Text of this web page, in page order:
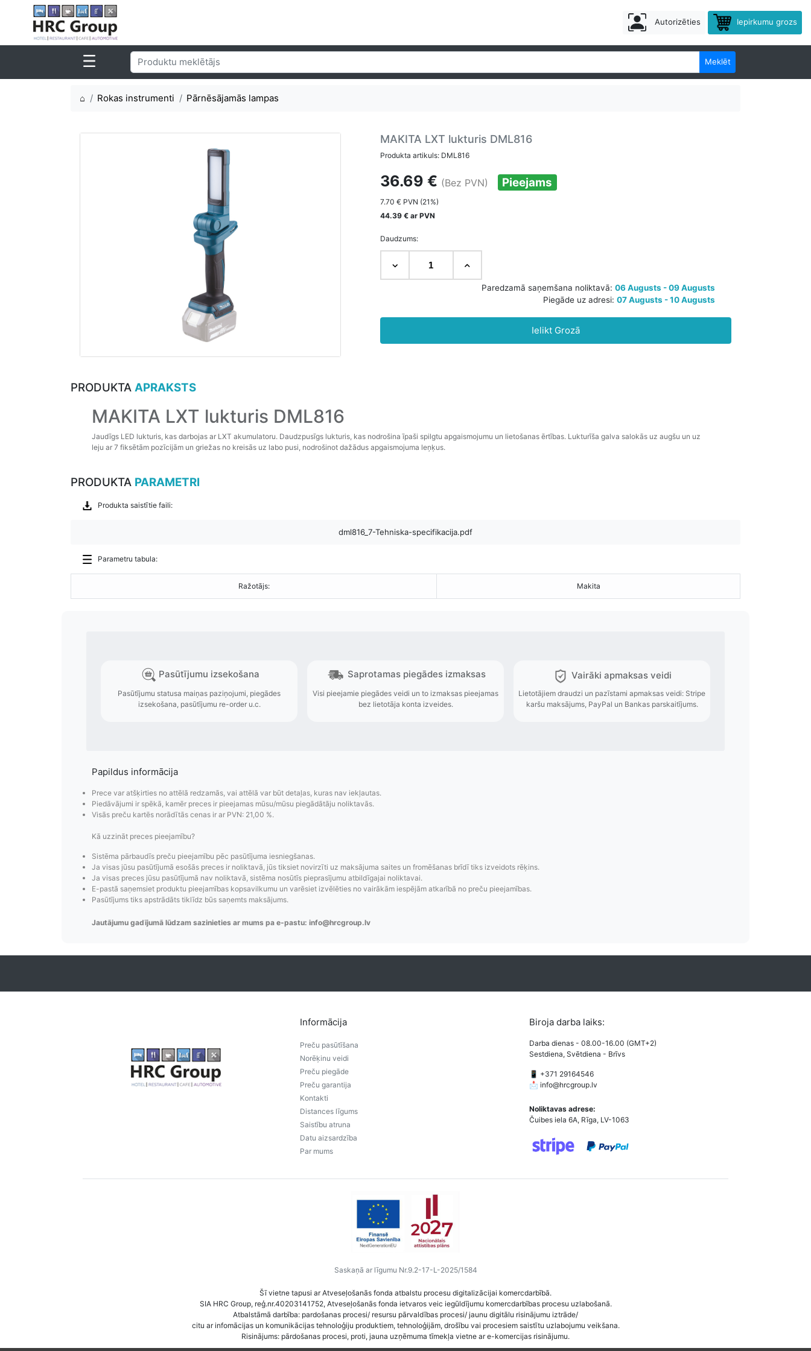
Autorizēties Iepirkumu grozs
Meklēt
⌂ Rokas instrumenti Pārnēsājamās lampas
MAKITA LXT lukturis DML816
Produkta artikuls: DML816
36.69 € (Bez PVN) Pieejams
7.70 € PVN (21%)
44.39 € ar PVN
Daudzums:
Paredzamā saņemšana noliktavā:06 Augusts - 09 Augusts
Ielikt Grozā
PRODUKTA APRAKSTS
MAKITA LXT lukturis DML816
Jaudīgs LED lukturis, kas darbojas ar LXT akumulatoru. Daudzpusīgs lukturis, kas nodrošina īpaši spilgtu apgaismojumu un lietošanas ērtības. Lukturīša galva salokās uz augšu un uz
leju ar 7 fiksētām pozīcijām un griežas no kreisās uz labo pusi, nodrošinot dažādus apgaismojuma leņķus.
PRODUKTA PARAMETRI
Produkta saistītie faili:
dml816_7-Tehniska-specifikacija.pdf
Parametru tabula:
Ražotājs: Makita
Pasūtījumu statusa maiņas paziņojumi, piegādes
izsekošana, pasūtījumu re-order u.c.
Visi pieejamie piegādes veidi un to izmaksas pieejamas
Papildus informācija
Prece var atšķirties no attēlā redzamās, vai attēlā var būt detaļas, kuras nav iekļautas.
Piedāvājumi ir spēkā, kamēr preces ir pieejamas mūsu/mūsu piegādātāju noliktavās.
Visās preču kartēs norādītās cenas ir ar PVN: 21,00 %.
Kā uzzināt preces pieejamību?
Sistēma pārbaudīs preču pieejamību pēc pasūtījuma iesniegšanas.
Ja visas jūsu pasūtījumā esošās preces ir noliktavā, jūs tiksiet novirzīti uz maksājuma saites un fromēšanas brīdī tiks izveidots rēķins.
Ja visas preces jūsu pasūtījumā nav noliktavā, sistēma nosūtīs pieprasījumu atbildīgajai noliktavai.
E-pastā saņemsiet produktu pieejamības kopsavilkumu un varēsiet izvēlēties no vairākām iespējām atkarībā no preču pieejamības.
Pasūtījums tiks apstrādāts tiklīdz būs saņemts maksājums.
Jautājumu gadījumā lūdzam sazinieties ar mums pa e-pastu: info@hrcgroup.lv
Informācija
Preču pasūtīšana
Norēķinu veidi
Preču piegāde
Preču garantija
Kontakti
Distances līgums
Saistību atruna
Datu aizsardzība
Par mums
Biroja darba laiks:
Darba dienas - 08.00-16.00 (GMT+2)
Sestdiena, Svētdiena - Brīvs
📱 +371 29164546
📩 info@hrcgroup.lv
Noliktavas adrese:
Čuibes iela 6A, Rīga, LV-1063
Saskaņā ar līgumu Nr.9.2-17-L-2025/1584
Šī vietne tapusi ar Atveseļošanās fonda atbalstu procesu digitalizācijai komercdarbībā.
SIA HRC Group, reģ.nr.40203141752, Atveseļošanās fonda ietvaros veic iegūldījumu komercdarbības procesu uzlabošanā.
Atbalstāmā darbība: pardošanas procesi/ resursu pārvaldības procesi/ jaunu digitālu risinājumu iztrāde/
citu ar infomācijas un komunikācijas tehnoloģiju produktiem, tehnoloģijām, drošību vai procesiem saistītu uzlabojumu veikšana.
Risinājums: pārdošanas procesi, proti, jauna uzņēmuma tīmekļa vietne ar e-komercijas risinājumu.